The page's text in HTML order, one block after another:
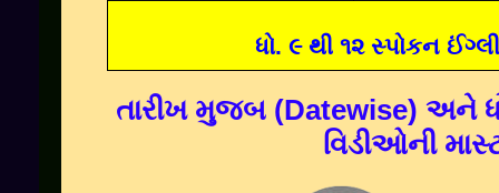
ધો. ૯ થી ૧૨ સ્પોકન
તારીખ મુજબ (Datewise) અને
વિડીઓની